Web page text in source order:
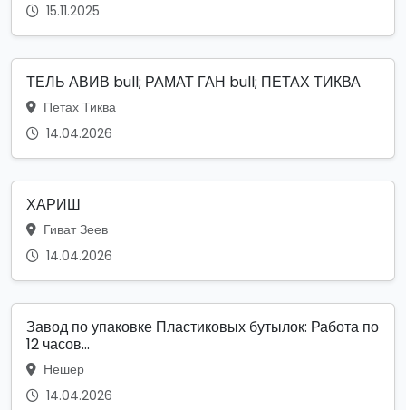
15.11.2025
ТЕЛЬ АВИВ bull; РАМАТ ГАН bull; ПЕТАХ ТИКВА
Петах Тиква
14.04.2026
ХАРИШ
Гиват Зеев
14.04.2026
Завод по упаковке Пластиковых бутылок: Работа по
12 часов...
Нешер
14.04.2026